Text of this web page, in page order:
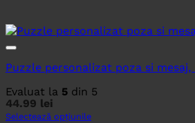
Puzzle personalizat poza si mesaj,
Evaluat la 5 din 5
44.99 lei
Selectează opțiunile